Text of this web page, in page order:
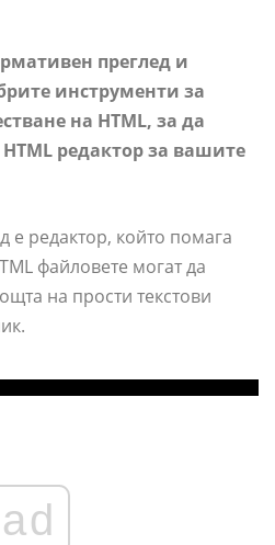
преглед и
инструменти за
на HTML, за да
редактор за вашите
е редактор, който помага
файловете могат да
на прости текстови
ad